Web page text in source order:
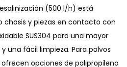
(500 l/h) está
chasis y piezas en contacto con
SUS304 para una mayor
una fácil limpieza. Para polvos
opciones de polipropileno